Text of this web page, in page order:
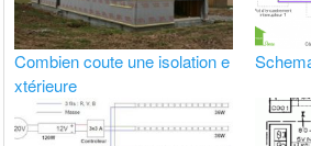
Combien coute une isolation e
xtérieure